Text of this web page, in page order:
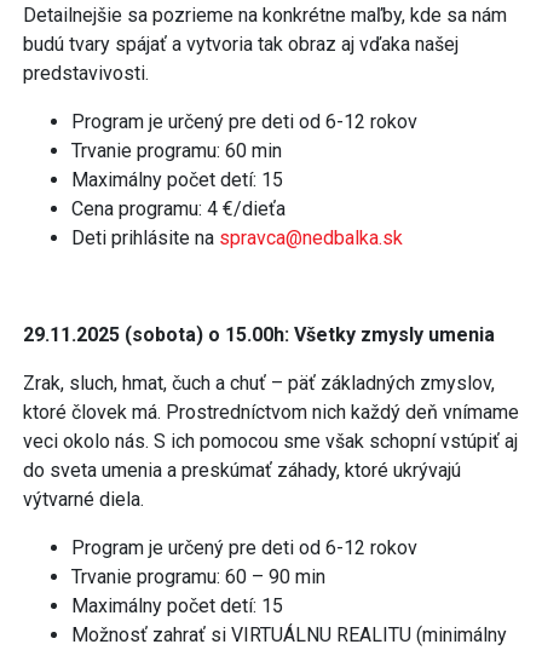
Detailnejšie sa pozrieme na konkrétne maľby, kde sa nám
budú tvary spájať a vytvoria tak obraz aj vďaka našej
predstavivosti.
Program je určený pre deti od 6-12 rokov
Trvanie programu: 60 min
Maximálny počet detí: 15
Cena programu: 4 €/dieťa
Deti prihlásite na spravca@nedbalka.sk
29.11.2025 (sobota) o 15.00h: Všetky zmysly umenia
Zrak, sluch, hmat, čuch a chuť – päť základných zmyslov,
ktoré človek má. Prostredníctvom nich každý deň vnímame
veci okolo nás. S ich pomocou sme však schopní vstúpiť aj
do sveta umenia a preskúmať záhady, ktoré ukrývajú
výtvarné diela.
Program je určený pre deti od 6-12 rokov
Trvanie programu: 60 – 90 min
Maximálny počet detí: 15
Možnosť zahrať si VIRTUÁLNU REALITU (minimálny